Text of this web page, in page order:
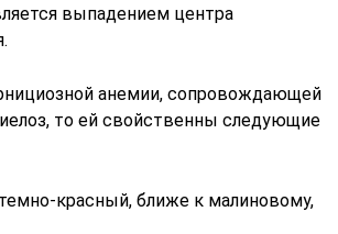
выпадением центра
анемии, сопровождающей
то ей свойственны следующие
красный, ближе к малиновому,